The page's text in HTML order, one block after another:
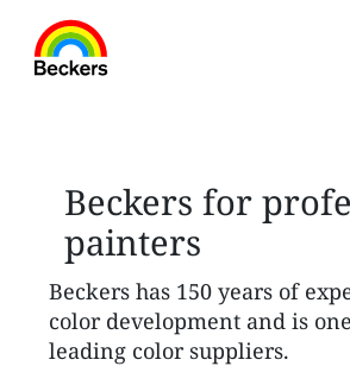
Beckers for
painters
Beckers has 150 years of
color development and is
leading color suppliers.